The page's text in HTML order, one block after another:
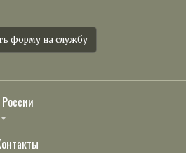
форму на службу